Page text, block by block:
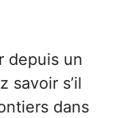
depuis un
savoir s’il
dans